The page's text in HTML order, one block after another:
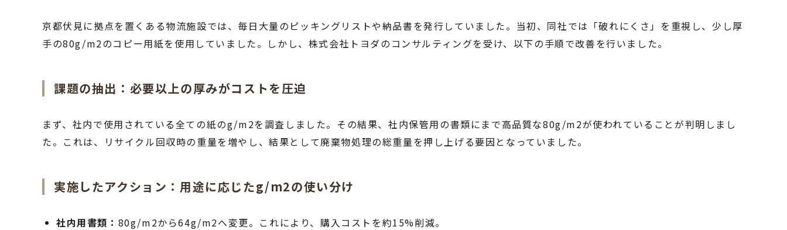
京都伏見に拠点を置くある物流施設では、毎日大量のピッキングリストや納品書を発行していました。当初、同社では「破れにくさ」を重視し、少し厚
手の80g/m2のコピー用紙を使用していました。しかし、株式会社トヨダのコンサルティングを受け、以下の手順で改善を行いました。
課題の抽出：必要以上の厚みがコストを圧迫
まず、社内で使用されている全ての紙のg/m2を調査しました。その結果、社内保管用の書類にまで高品質な80g/m2が使われていることが判明しまし
た。これは、リサイクル回収時の重量を増やし、結果として廃棄物処理の総重量を押し上げる要因となっていました。
実施したアクション：用途に応じたg/m2の使い分け
社内用書類： 80g/m2から64g/m2へ変更。これにより、購入コストを約15%削減。